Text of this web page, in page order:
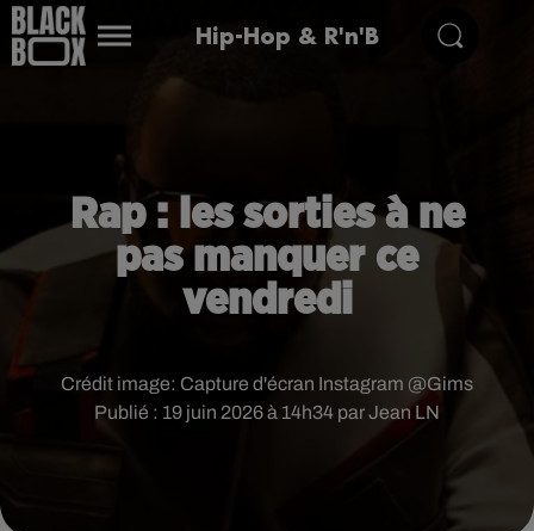
Hip-Hop & R'n'B
Rap : les sorties à ne
pas manquer ce
vendredi
Publié : 19 juin 2026 à 14h34 par Jean LN
Crédit image: Capture d'écran Instagram @Gims